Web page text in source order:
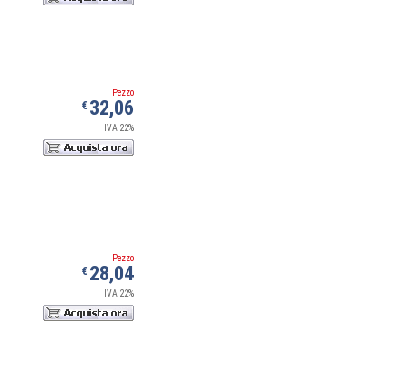
Pezzo
€ 32,06
IVA 22%
Pezzo
€ 28,04
IVA 22%